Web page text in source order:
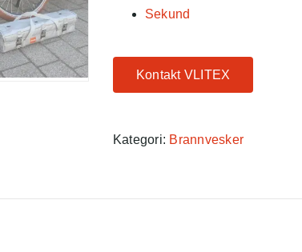
Sekund
Kontakt VLITEX
Kategori: Brannvesker